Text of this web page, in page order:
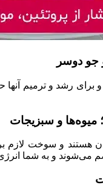
جو دوسر
میوه‌ها و سبزیجات
هستند و سوخت لازم
می‌شوند و به شما